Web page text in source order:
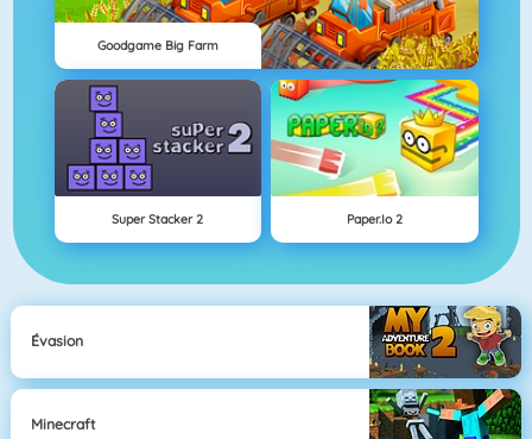
Goodgame Big Farm
Super Stacker 2 Paper.io 2
Évasion
Minecraft